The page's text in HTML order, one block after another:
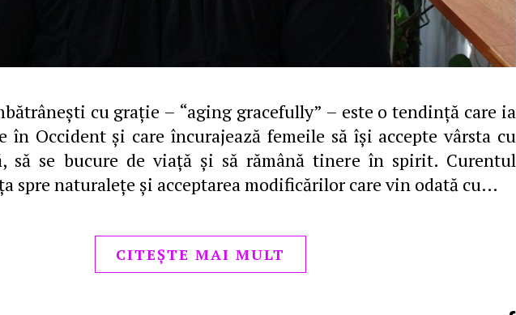
cu graţie – “aging gracefully” – este o tendinţă care ia
în Occident şi care încurajează femeile să îşi accepte vârsta cu
să se bucure de viaţă şi să rămână tinere în spirit. Curentul
spre naturaleţe şi acceptarea modificărilor care vin odată cu…
CITEȘTE MAI MULT